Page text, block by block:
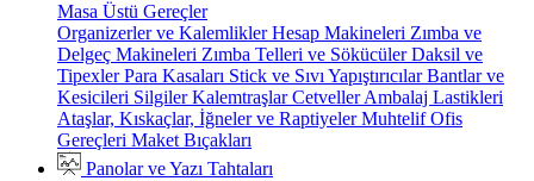
Masa Üstü Gereçler
Organizerler ve KalemliklerHesap Makineleri Zımba ve
Delgeç Makineleri Zımba Telleri ve SökücülerDaksil ve
TipexlerPara Kasaları Stick ve Sıvı YapıştırıcılarBantlar ve
Kesicileri SilgilerKalemtraşlarCetvellerAmbalaj Lastikleri
Ataşlar, Kıskaçlar, İğneler ve RaptiyelerMuhtelif Ofis
Gereçleri Maket Bıçakları
Panolar ve Yazı Tahtaları